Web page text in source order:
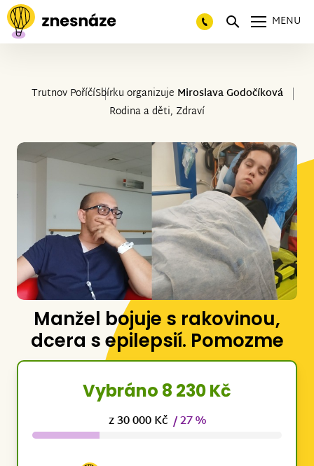
MENU
Trutnov PoříčíSbírku organizuje Miroslava Godočíková
Rodina a děti, Zdraví
Manžel bojuje s rakovinou,
dcera s epilepsií. Pomozme
Vybráno 8 230 Kč
z 30 000 Kč / 27 %